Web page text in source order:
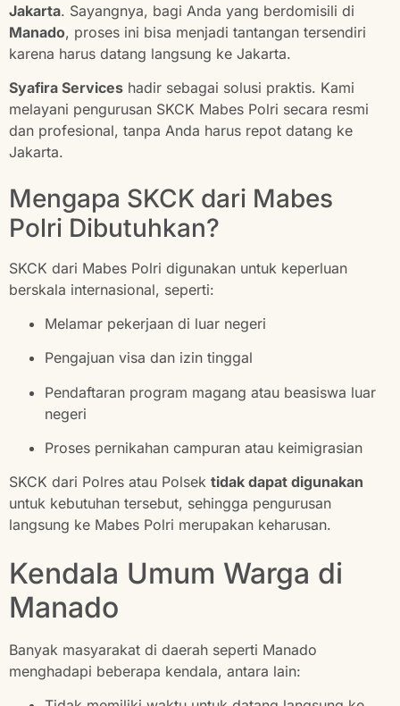
Jakarta. Sayangnya, bagi Anda yang berdomisili di
Manado, proses ini bisa menjadi tantangan tersendiri
karena harus datang langsung ke Jakarta.
Syafira Services hadir sebagai solusi praktis. Kami
melayani pengurusan SKCK Mabes Polri secara resmi
dan profesional, tanpa Anda harus repot datang ke
Jakarta.
Mengapa SKCK dari Mabes
Polri Dibutuhkan?
SKCK dari Mabes Polri digunakan untuk keperluan
berskala internasional, seperti:
Melamar pekerjaan di luar negeri
Pengajuan visa dan izin tinggal
Pendaftaran program magang atau beasiswa luar
negeri
Proses pernikahan campuran atau keimigrasian
SKCK dari Polres atau Polsek tidak dapat digunakan
untuk kebutuhan tersebut, sehingga pengurusan
langsung ke Mabes Polri merupakan keharusan.
Kendala Umum Warga di
Manado
Banyak masyarakat di daerah seperti Manado
menghadapi beberapa kendala, antara lain: